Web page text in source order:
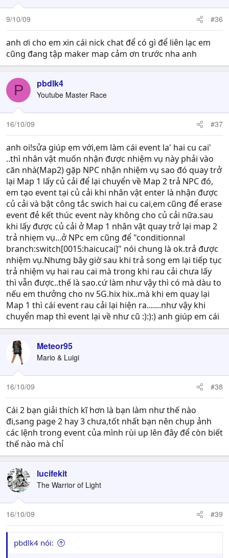
9/10/09 #36
anh ơi cho em xin cái nick chat để có gì để liên lạc em
cũng đang tập maker map cảm ơn trước nha anh
P pbdlk4
Youtube Master Race
16/10/09 #37
anh oi!sửa giúp em với,em làm cái event la' hai cu cai'
..thì nhân vật muốn nhận được nhiệm vụ này phải vào
căn nhà(Map2) gặp NPC nhận nhiệm vụ sao đó quay trở
lại Map 1 lấy củ cải để lại chuyển về Map 2 trả NPC đó,
em tạo event tại củ cải khi nhân vật enter là nhận được
củ cải và bật công tắc swich hai cu cai,em cũng để erase
event đẻ kết thúc event này không cho củ cải nữa.sau
khi lấy được củ cải ở Map 1 nhân vật quay trở lại map 2
trả nhiẹm vụ...ở NPc em cũng để "conditionnal
branch:switch[0015:haicucai]" nói chung là ok.trả được
nhiệm vụ.Nhưng bây giờ sau khi trả song em lại tiếp tục
trả nhiệm vụ hai rau cai mà trong khi rau cải chưa lấy
thì vẫn được..thế là sao.cứ làm như vậy thì có mà dàu to
nếu em thưởng cho nv 5G.hix hix..mà khi em quay lại
Map 1 thì cái event rau cải lại hiện ra.......như vậy khi
chuyển map thì event lại về như cũ :):):) anh giúp em cái
Meteor95
Mario & Luigi
16/10/09 #38
Cái 2 bạn giải thích kĩ hơn là bạn làm như thế nào
đi,sang page 2 hay 3 chưa,tốt nhất bạn nên chụp ảnh
các lệnh trong event của mình rùi up lên đây để còn biết
thế nào mà chỉ
lucifekit
The Warrior of Light
16/10/09 #39
pbdlk4 nói: